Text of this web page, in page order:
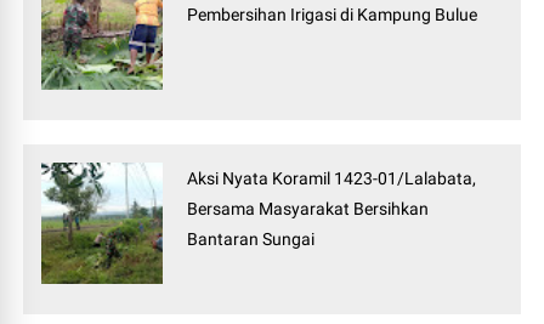
Pembersihan Irigasi di Kampung Bulue
Aksi Nyata Koramil 1423-01/Lalabata,
Bersama Masyarakat Bersihkan
Bantaran Sungai